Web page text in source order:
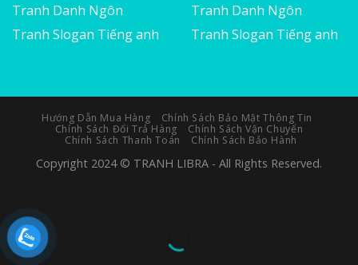
Tranh Danh Ngôn
Tranh Slogan Tiếng anh
Tranh Danh Ngôn
Tranh Slogan Tiếng anh
Hướng Dẫn Mua Hàng
Chính Sách Bảo Mật Thông Tin
Chính Sách Đổi Trả Hàng
Chính Sách Vận Chuyển
Chính Sách Thanh Toán
Chính Sách Bảo Hành
Copyright 2024 © TRANH LIBRA - All Rights Reserved.